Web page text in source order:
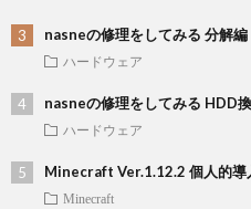
nasneの修理をしてみる 分解編
ハードウェア
nasneの修理をしてみる HDD
ハードウェア
Minecraft Ver.1.12.2 個人的導
Minecraft